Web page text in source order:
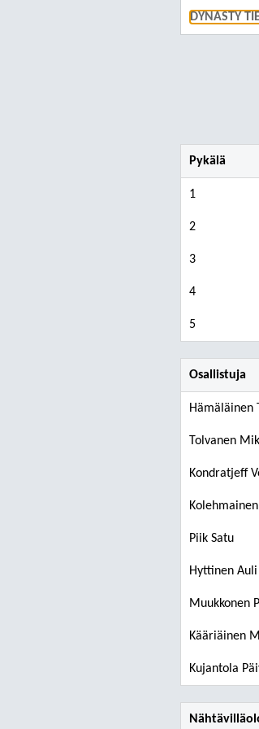
DYNASTY
Pykälä
1
2
3
4
5
Osallistuja
Hämäläinen
Tolvanen
Kondratjeff
Piik Satu
Hyttinen Auli
Muukkonen
Kääriäinen
Kujantola